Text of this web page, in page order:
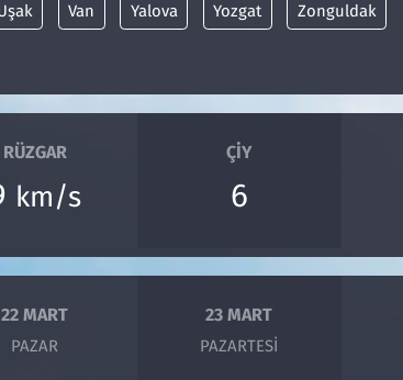
Van Yalova Yozgat Zonguldak
RÜZGAR
km/s
ÇIY
6
22 MART
PAZAR
23 MART
PAZARTESI